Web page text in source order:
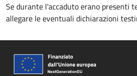
Se durante l'accaduto erano presenti
allegare le eventuali dichiarazioni